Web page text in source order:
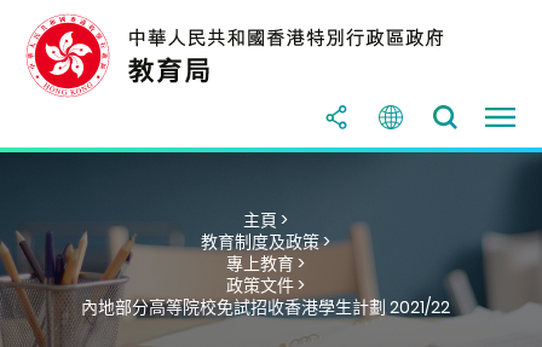
主頁 >
教育制度及政策 >
專上教育 >
政策文件 >
內地部分高等院校免試招收香港學生計劃 2021/22